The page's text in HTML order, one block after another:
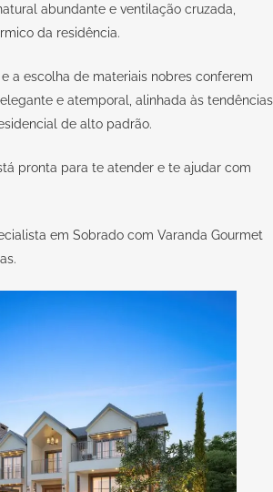
abundante e ventilação cruzada,
da residência.
a escolha de materiais nobres conferem
e atemporal, alinhada às tendências
de alto padrão.
pronta para te atender e te ajudar com
em Sobrado com Varanda Gourmet